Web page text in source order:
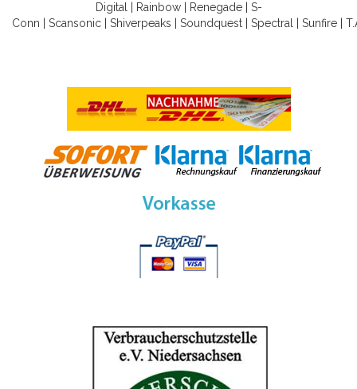
Digital
Rainbow| Renegade| S-
Conn
Scansonic Shiverpeaks Soundquest Spectral Sunfire